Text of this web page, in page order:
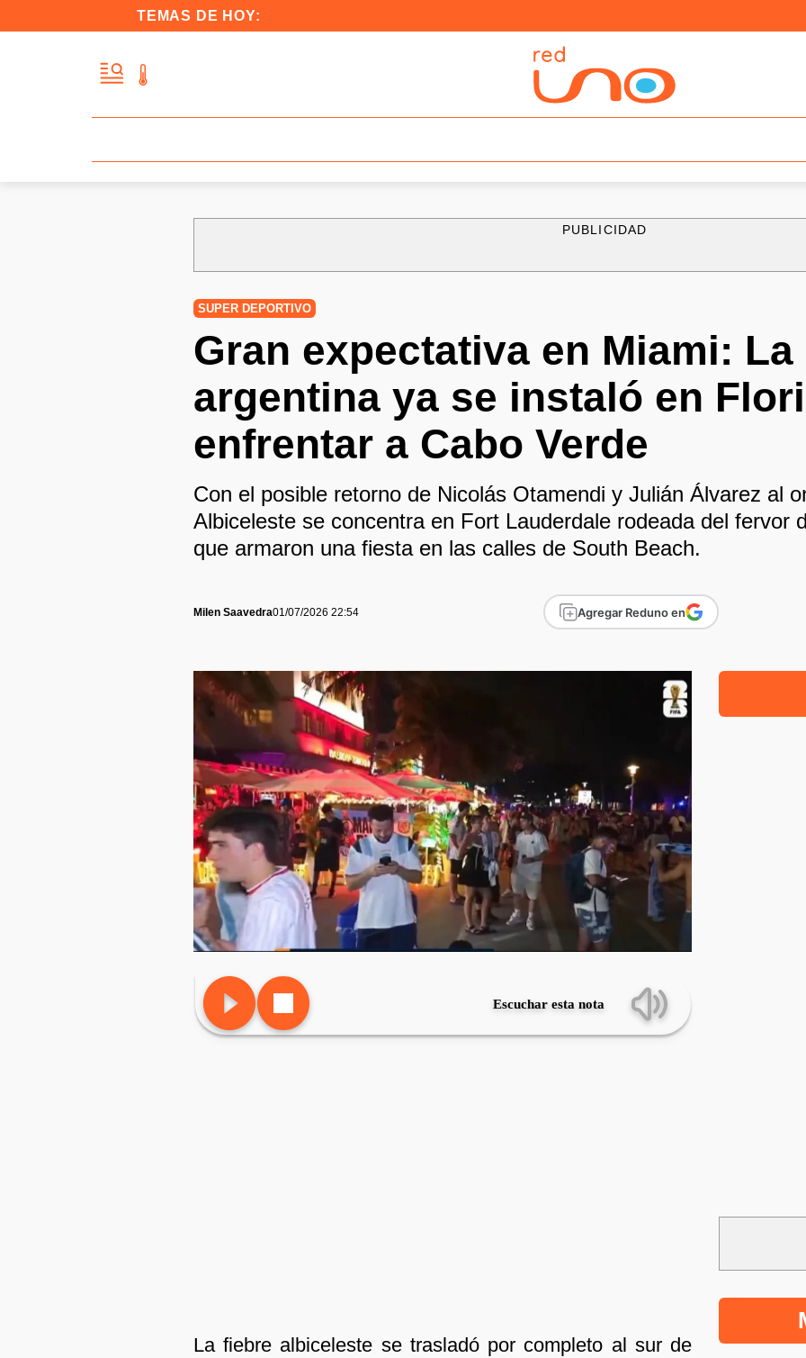
TEMAS DE HOY:
PUBLICIDAD
SUPER DEPORTIVO
Gran expectativa en Miami:
argentina ya se instaló en
enfrentar a Cabo Verde
Con el posible retorno de Nicolás Otamendi y Julián Álvarez al
Albiceleste se concentra en Fort Lauderdale rodeada del fervor
que armaron una fiesta en las calles de South Beach.
Milen Saavedra01/07/2026 22:54 Agregar Reduno en
Escuchar esta nota
La fiebre albiceleste se trasladó por completo al sur de